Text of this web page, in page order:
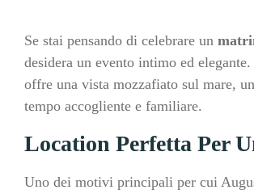
Se stai pensando di celebrare un
desidera un evento intimo ed
offre una vista mozzafiato sul mare,
tempo accogliente e familiare.
Location Perfetta Per
Uno dei motivi principali per cui